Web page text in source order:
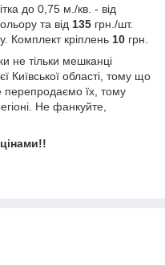
до 0,75 м./кв. - від
та від 135 грн./шт.
Комплект кріплень 10 грн.
не тільки мешканці
Київської області, тому що
перепродаємо їх, тому
Не фанкуйте,